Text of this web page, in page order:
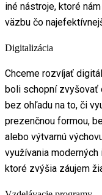
iné nástroje, ktoré
väzbu čo
Digitalizácia
Chceme rozvíjať
boli schopní
bez ohľadu na to, či
prezenčnou formou,
alebo výtvarnú
využívania
ktoré zvýšia záujem